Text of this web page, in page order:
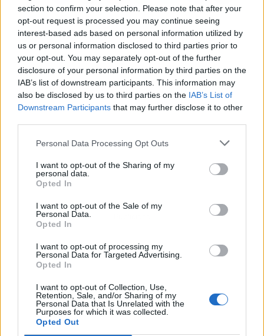
section to confirm your selection. Please note that after your
opt-out request is processed you may continue seeing
interest-based ads based on personal information utilized by
us or personal information disclosed to third parties prior to
your opt-out. You may separately opt-out of the further
disclosure of your personal information by third parties on the
IAB’s list of downstream participants. This information may
also be disclosed by us to third parties on the IAB’s List of
Downstream Participants that may further disclose it to other
Personal Data Processing Opt Outs
I want to opt-out of the Sharing of my
personal data.
Opted In
I want to opt-out of the Sale of my
Personal Data.
Opted In
I want to opt-out of processing my
Personal Data for Targeted Advertising.
Opted In
I want to opt-out of Collection, Use,
Retention, Sale, and/or Sharing of my
Personal Data that Is Unrelated with the
Purposes for which it was collected.
Opted Out